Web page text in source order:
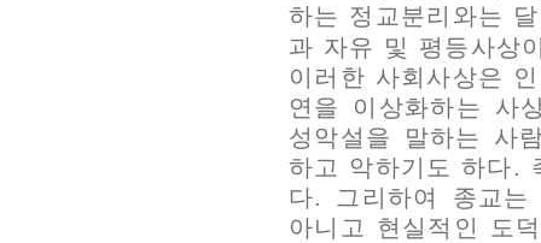
하는 정교분리와는
과 자유 및 평등사상
이러한 사회사상은
연을 이상화하는 사
성악설을 말하는 사
하고 악하기도 하다.
다. 그리하여 종교
아니고 현실적인 도